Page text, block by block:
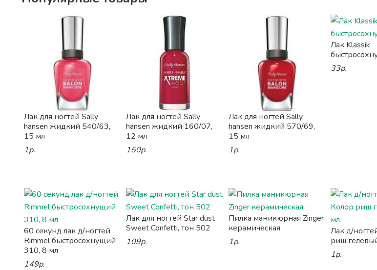
Лак для ногтей Sally
hansen жидкий 540/63,
15 мл
1р.
Лак для ногтей Sally
hansen жидкий 160/07,
12 мл
150р.
Лак для ногтей Sally
hansen жидкий 570/69,
15 мл
1р.
Лак Klassik
33р.
60 секунд лак д/ногтей
Rimmel быстросохнущий
310, 8 мл
149р.
Лак для ногтей Star dust
Sweet Confetti, тон 502
109р.
Пилка маникюрная Zinger
керамическая
1р.
Лак д/
риш
1р.